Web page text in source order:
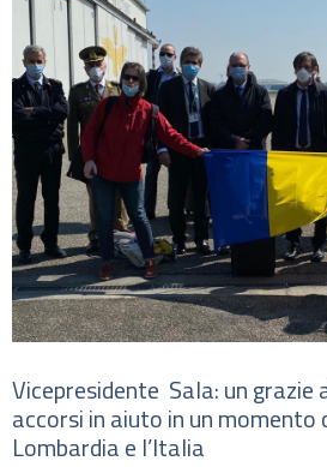
Vicepresidente Sala: un grazie
accorsi in aiuto in un momento
Lombardia e l’Italia